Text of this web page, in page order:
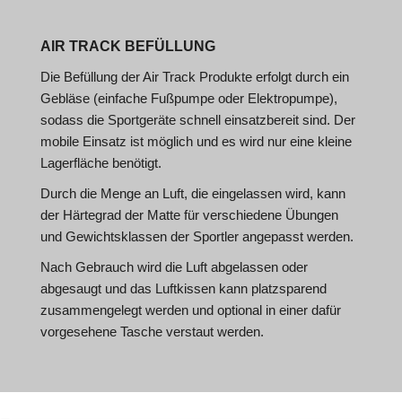
AIR TRACK BEFÜLLUNG
Die Befüllung der Air Track Produkte erfolgt durch ein
Gebläse (einfache Fußpumpe oder Elektropumpe),
sodass die Sportgeräte schnell einsatzbereit sind. Der
mobile Einsatz ist möglich und es wird nur eine kleine
Lagerfläche benötigt.
Durch die Menge an Luft, die eingelassen wird, kann
der Härtegrad der Matte für verschiedene Übungen
und Gewichtsklassen der Sportler angepasst werden.
Nach Gebrauch wird die Luft abgelassen oder
abgesaugt und das Luftkissen kann platzsparend
zusammengelegt werden und optional in einer dafür
vorgesehene Tasche verstaut werden.